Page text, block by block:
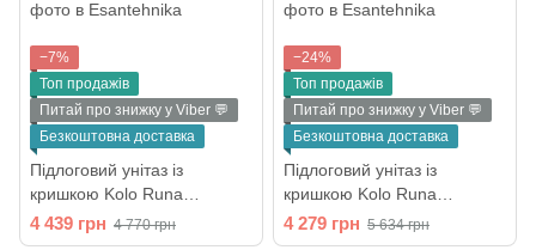
−7%
Топ продажів
Питай про знижку у Viber 💬
Безкоштовна доставка
Підлоговий унітаз із
кришкою Kolo Runa
(L89200000)
4 439 грн 4 770 грн
−24%
Топ продажів
Питай про знижку у Viber 💬
Безкоштовна доставка
Підлоговий унітаз із
кришкою Kolo Runa
(L89201000)
4 279 грн 5 634 грн